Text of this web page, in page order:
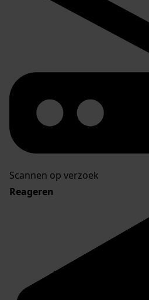
Scannen op verzoek
Reageren